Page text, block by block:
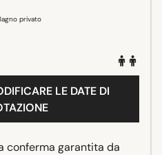
privato
LE DATE DI
conferma garantita da